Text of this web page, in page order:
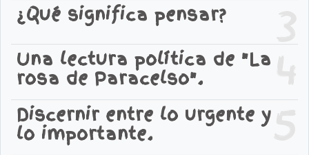
3
¿Qué significa pensar?
4
Una lectura política de "La
rosa de Paracelso".
5
Discernir entre lo urgente y
lo importante.